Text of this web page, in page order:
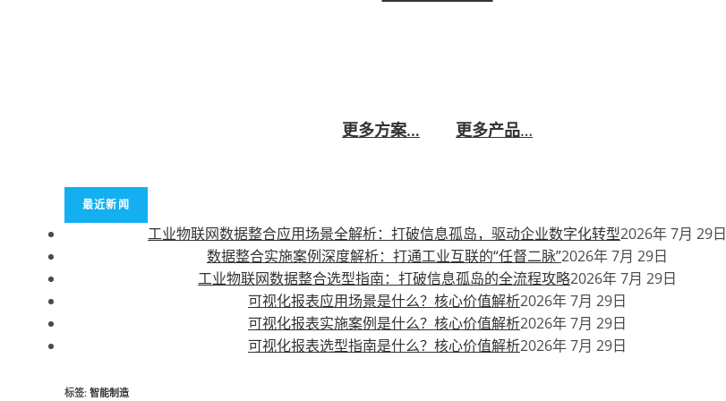
更多方案…
更多产品…
最近新闻
工业物联网数据整合应用场景全解析：打破信息孤岛，驱动企业数字化转型2026年 7月 29日
数据整合实施案例深度解析：打通工业互联的“任督二脉”2026年 7月 29日
工业物联网数据整合选型指南：打破信息孤岛的全流程攻略2026年 7月 29日
可视化报表应用场景是什么？核心价值解析2026年 7月 29日
可视化报表实施案例是什么？核心价值解析2026年 7月 29日
可视化报表选型指南是什么？核心价值解析2026年 7月 29日
标签: 智能制造